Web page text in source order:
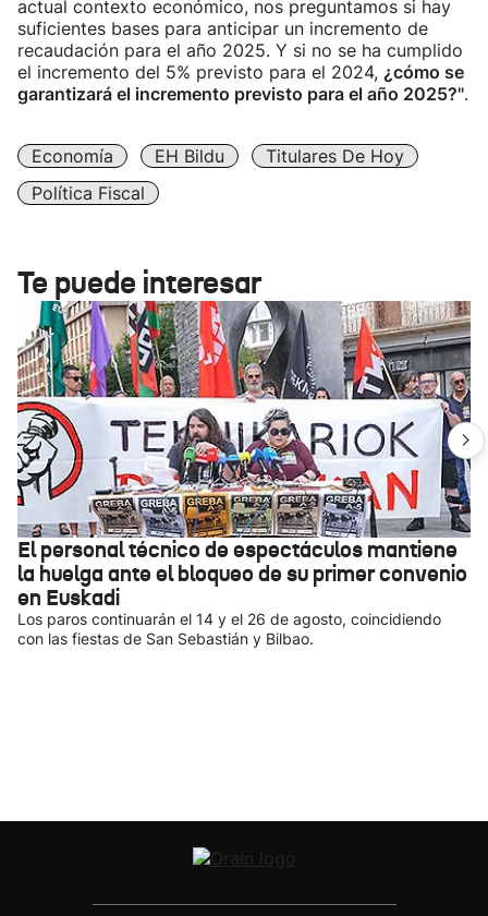
actual contexto económico, nos preguntamos si hay
suficientes bases para anticipar un incremento de
recaudación para el año 2025. Y si no se ha cumplido
el incremento del 5% previsto para el 2024, ¿cómo se
garantizará el incremento previsto para el año 2025?".
Economía EH Bildu
Titulares De Hoy
Política Fiscal
Te puede interesar
El personal técnico de espectáculos mantiene
la huelga ante el bloqueo de su primer convenio
en Euskadi
Los paros continuarán el 14 y el 26 de agosto, coincidiendo
con las fiestas de San Sebastián y Bilbao.